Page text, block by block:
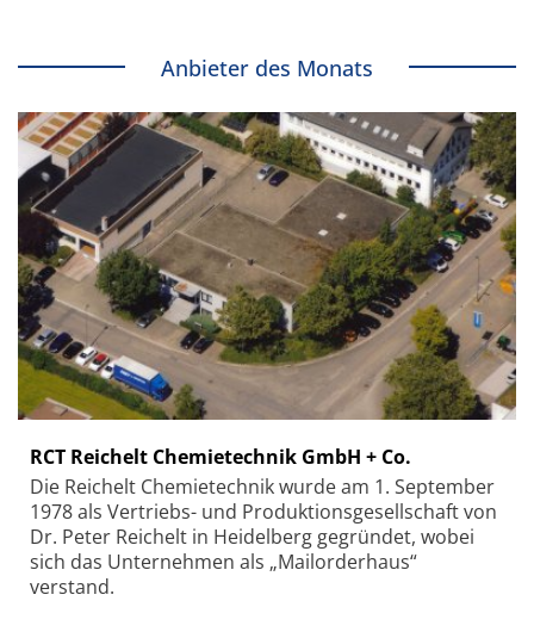
Anbieter des Monats
RCT Reichelt Chemietechnik GmbH + Co.
Die Reichelt Chemietechnik wurde am 1. September
1978 als Vertriebs- und Produktionsgesellschaft von
Dr. Peter Reichelt in Heidelberg gegründet, wobei
sich das Unternehmen als „Mailorderhaus“
verstand.